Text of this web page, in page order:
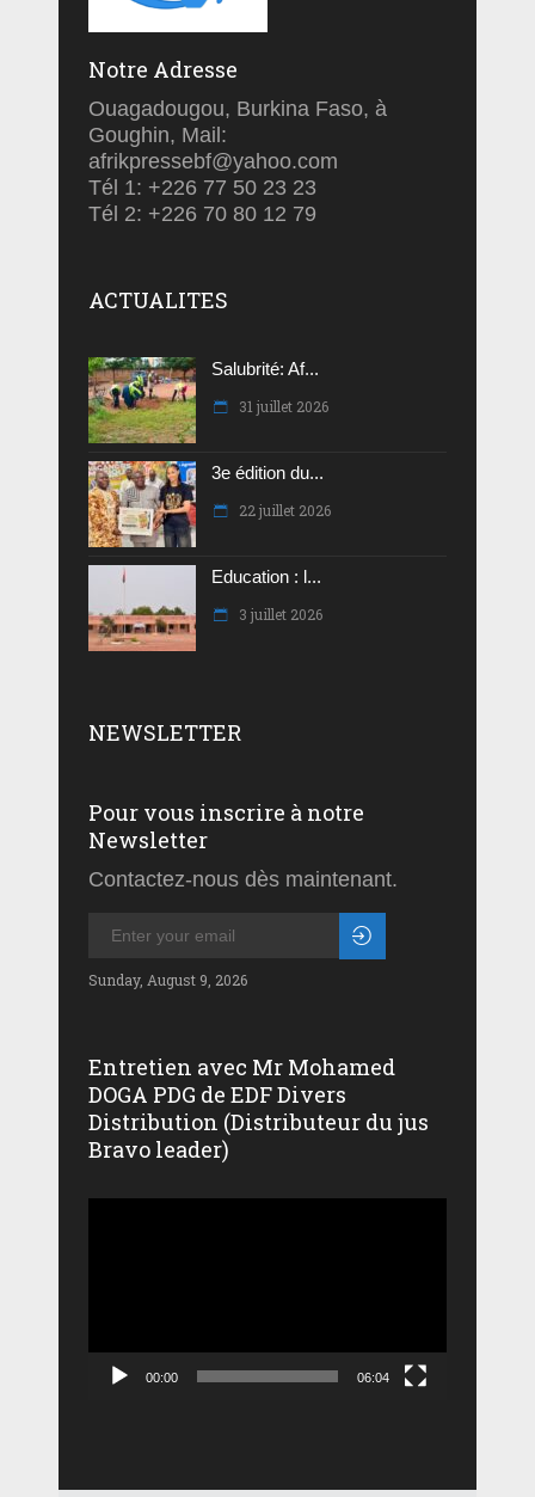
Notre Adresse
Ouagadougou, Burkina Faso, à
Goughin, Mail:
afrikpressebf@yahoo.com
Tél 1: +226 77 50 23 23
Tél 2: +226 70 80 12 79
ACTUALITES
Salubrité: Af...
31 juillet 2026
3e édition du...
22 juillet 2026
Education : l...
3 juillet 2026
NEWSLETTER
Pour vous inscrire à notre
Newsletter
Contactez-nous dès maintenant.
Sunday, August 9, 2026
Entretien avec Mr Mohamed
DOGA PDG de EDF Divers
Distribution (Distributeur du jus
Bravo leader)
00:00 06:04